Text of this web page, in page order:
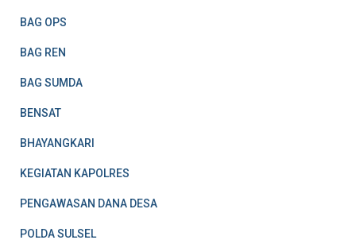
BAG OPS
BAG REN
BAG SUMDA
BENSAT
BHAYANGKARI
KEGIATAN KAPOLRES
PENGAWASAN DANA DESA
POLDA SULSEL